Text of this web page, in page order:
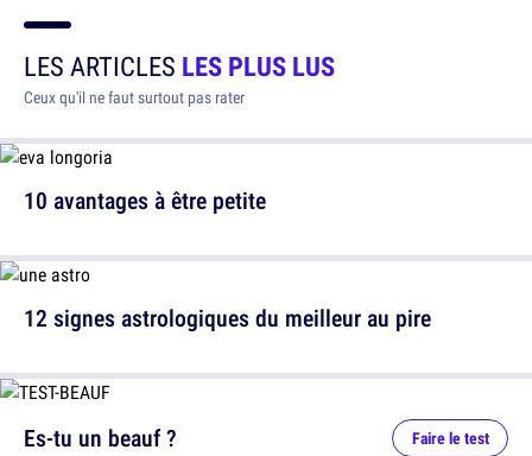
LES ARTICLES LES PLUS LUS
Ceux qu'il ne faut surtout pas rater
10 avantages à être petite
12 signes astrologiques du meilleur au pire
Es-tu un beauf ? Faire le test